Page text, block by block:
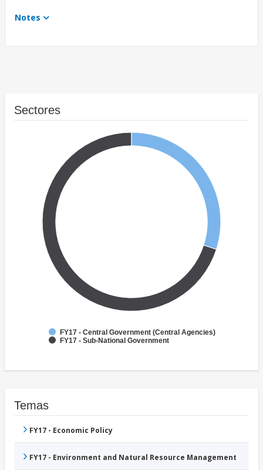
Notes
Sectores
FY17 - Central Government (Central Agencies)
FY17 - Sub-National Government
Temas
FY17 - Economic Policy
FY17 - Environment and Natural Resource Management